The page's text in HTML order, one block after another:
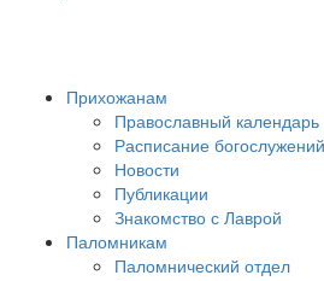
Прихожанам
Православный календарь
Расписание богослужений
Новости
Публикации
Знакомство с Лаврой
Паломникам
Паломнический отдел